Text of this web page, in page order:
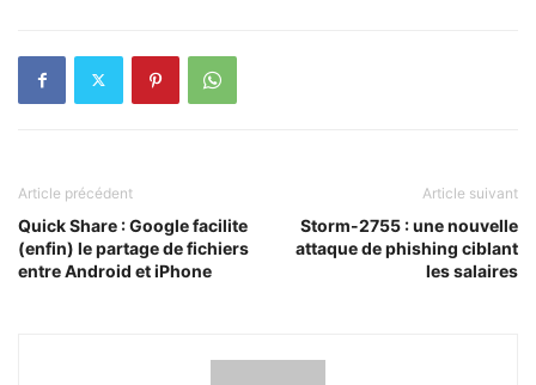
Article précédent
Quick Share : Google facilite
(enfin) le partage de fichiers
entre Android et iPhone
Article suivant
Storm-2755 : une nouvelle
attaque de phishing ciblant
les salaires